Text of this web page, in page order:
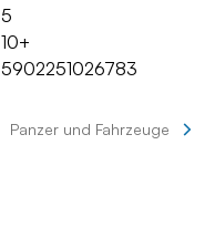
5
10+
5902251026783
Panzer und Fahrzeuge